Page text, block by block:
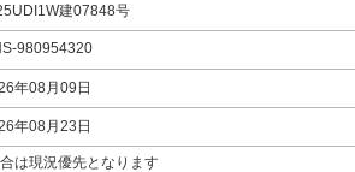
建07848号
980954320
年08月09日
年08月23日
は現況優先となります